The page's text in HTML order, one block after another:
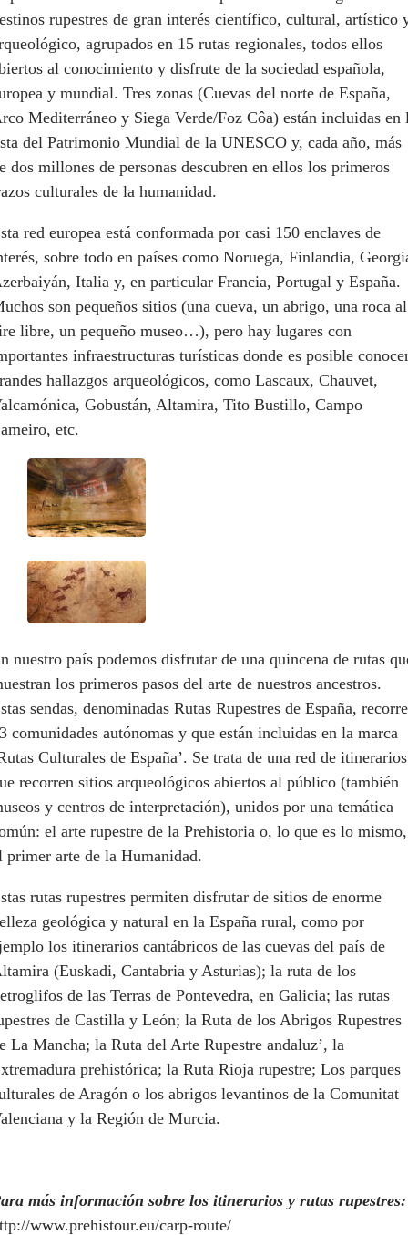
rupestres de gran interés científico, cultural, artístico
agrupados en 15 rutas regionales, todos ellos
al conocimiento y disfrute de la sociedad española,
y mundial. Tres zonas (Cuevas del norte de España,
Mediterráneo y Siega Verde/Foz Côa) están incluidas en
del Patrimonio Mundial de la UNESCO y, cada año, más
dos millones de personas descubren en ellos los primeros
culturales de la humanidad.
red europea está conformada por casi 150 enclaves de
sobre todo en países como Noruega, Finlandia,
Italia y, en particular Francia, Portugal y España.
son pequeños sitios (una cueva, un abrigo, una roca al
libre, un pequeño museo…), pero hay lugares con
infraestructuras turísticas donde es posible
hallazgos arqueológicos, como Lascaux, Chauvet,
Gobustán, Altamira, Tito Bustillo, Campo
etc.
nuestro país podemos disfrutar de una quincena de rutas
los primeros pasos del arte de nuestros ancestros.
sendas, denominadas Rutas Rupestres de España,
comunidades autónomas y que están incluidas en la marca
Culturales de España’. Se trata de una red de itinerarios
recorren sitios arqueológicos abiertos al público (también
y centros de interpretación), unidos por una temática
el arte rupestre de la Prehistoria o, lo que es lo mismo,
primer arte de la Humanidad.
rutas rupestres permiten disfrutar de sitios de enorme
geológica y natural en la España rural, como por
los itinerarios cantábricos de las cuevas del país de
(Euskadi, Cantabria y Asturias); la ruta de los
de las Terras de Pontevedra, en Galicia; las rutas
de Castilla y León; la Ruta de los Abrigos Rupestres
La Mancha; la Ruta del Arte Rupestre andaluz’, la
prehistórica; la Ruta Rioja rupestre; Los parques
de Aragón o los abrigos levantinos de la Comunitat
y la Región de Murcia.
más información sobre los itinerarios y rutas rupestres:
www.prehistour.eu/carp-route/